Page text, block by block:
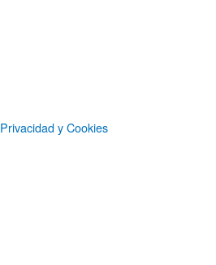
castillos del mundo, clasificados por
su «fama» en la Wikipedia.
Privacidad y Cookies